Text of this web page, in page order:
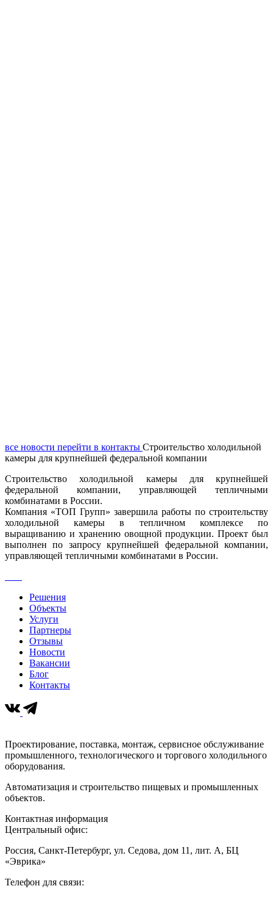
все новости перейти в контакты Строительство холодильной
камеры для крупнейшей федеральной компании
Строительство холодильной камеры для крупнейшей
федеральной компании, управляющей тепличными
комбинатами в России.
Компания «ТОП Групп» завершила работы по строительству
холодильной камеры в тепличном комплексе по
выращиванию и хранению овощной продукции. Проект был
выполнен по запросу крупнейшей федеральной компании,
управляющей тепличными комбинатами в России.
Решения
Объекты
Услуги
Партнеры
Отзывы
Новости
Вакансии
Блог
Контакты
Проектирование, поставка, монтаж, сервисное обслуживание
промышленного, технологического и торгового холодильного
оборудования.
Автоматизация и строительство пищевых и промышленных
объектов.
Контактная информация
Центральный офис:
Россия, Санкт-Петербург, ул. Седова, дом 11, лит. А, БЦ
«Эврика»
Телефон для связи: